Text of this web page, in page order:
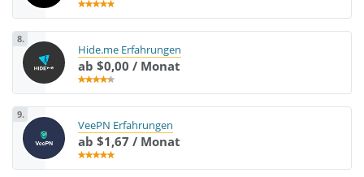
8.
Hide.me Erfahrungen
ab $0,00 / Monat
9.
VeePN Erfahrungen
ab $1,67 / Monat